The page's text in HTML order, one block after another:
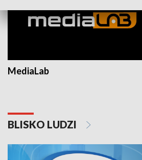
MediaLab
BLISKO LUDZI